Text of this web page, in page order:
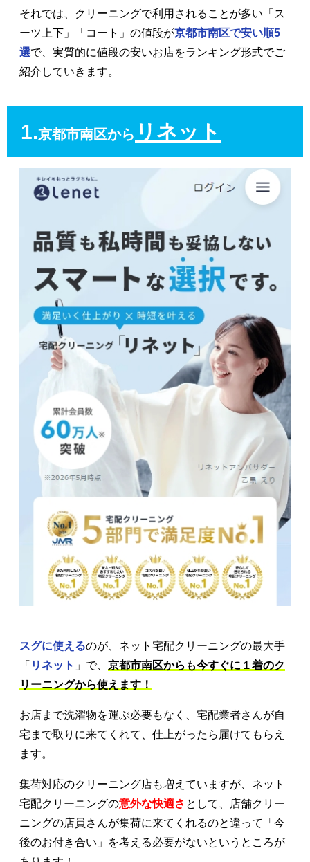
それでは、クリーニングで利用されることが多い「ス
ーツ上下」「コート」の値段が京都市南区で安い順5
選で、実質的に値段の安いお店をランキング形式でご
紹介していきます。
1.京都市南区から リネット
スグに使えるのが、ネット宅配クリーニングの最大手
「 リネット 」で、 京都市南区からも今すぐに１着のク
リーニングから使えます！
お店まで洗濯物を運ぶ必要もなく、宅配業者さんが自
宅まで取りに来てくれて、仕上がったら届けてもらえ
ます。
集荷対応のクリーニング店も増えていますが、ネット
宅配クリーニングの意外な快適さ として、店舗クリー
ニングの店員さんが集荷に来てくれるのと違って「今
後のお付き合い」を考える必要がないというところが